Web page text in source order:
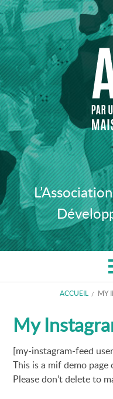
Aller
au
contenu
D'ARIANE
ACCUEIL MY
My
[my-instagram-feed
This is a mif demo
Please don’t delete to